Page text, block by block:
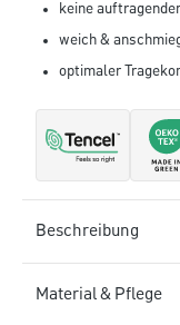
keine
weich &
optimaler
Beschreibung
Material & Pflege